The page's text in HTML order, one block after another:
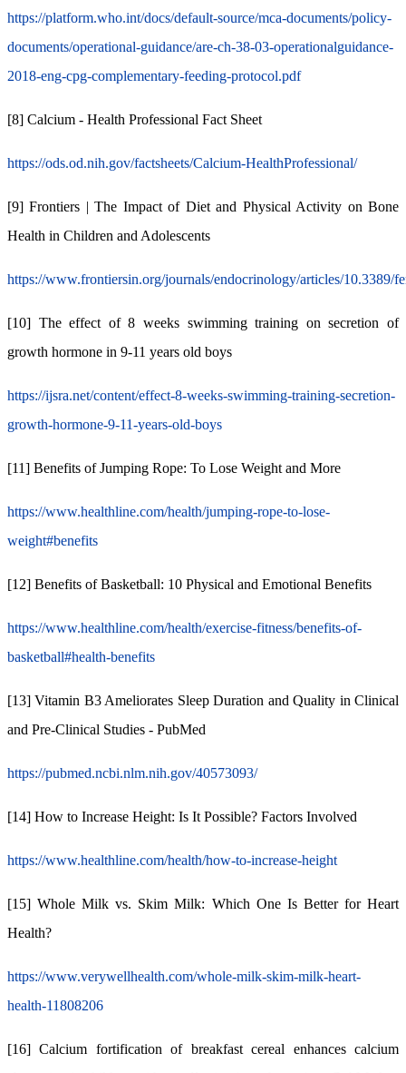
https://platform.who.int/docs/default-source/mca-documents/policy-
documents/operational-guidance/are-ch-38-03-operationalguidance-
2018-eng-cpg-complementary-feeding-protocol.pdf
[8] Calcium - Health Professional Fact Sheet
https://ods.od.nih.gov/factsheets/Calcium-HealthProfessional/
[9] Frontiers | The Impact of Diet and Physical Activity on Bone
Health in Children and Adolescents
https://www.frontiersin.org/journals/endocrinology/articles/10.3389/
[10] The effect of 8 weeks swimming training on secretion of
growth hormone in 9-11 years old boys
https://ijsra.net/content/effect-8-weeks-swimming-training-secretion-
growth-hormone-9-11-years-old-boys
[11] Benefits of Jumping Rope: To Lose Weight and More
https://www.healthline.com/health/jumping-rope-to-lose-
weight#benefits
[12] Benefits of Basketball: 10 Physical and Emotional Benefits
https://www.healthline.com/health/exercise-fitness/benefits-of-
basketball#health-benefits
[13] Vitamin B3 Ameliorates Sleep Duration and Quality in Clinical
and Pre-Clinical Studies - PubMed
https://pubmed.ncbi.nlm.nih.gov/40573093/
[14] How to Increase Height: Is It Possible? Factors Involved
https://www.healthline.com/health/how-to-increase-height
[15] Whole Milk vs. Skim Milk: Which One Is Better for Heart
Health?
https://www.verywellhealth.com/whole-milk-skim-milk-heart-
health-11808206
[16] Calcium fortification of breakfast cereal enhances calcium